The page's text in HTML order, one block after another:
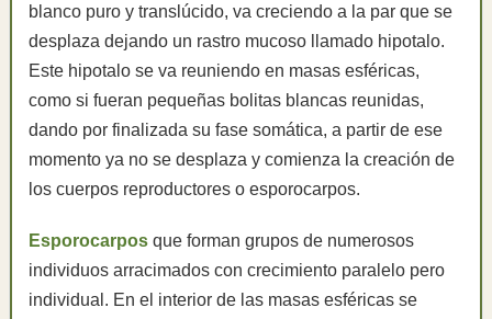
blanco puro y translúcido, va creciendo a la par que se
desplaza dejando un rastro mucoso llamado hipotalo.
Este hipotalo se va reuniendo en masas esféricas,
como si fueran pequeñas bolitas blancas reunidas,
dando por finalizada su fase somática, a partir de ese
momento ya no se desplaza y comienza la creación de
los cuerpos reproductores o esporocarpos.
Esporocarpos que forman grupos de numerosos
individuos arracimados con crecimiento paralelo pero
individual. En el interior de las masas esféricas se